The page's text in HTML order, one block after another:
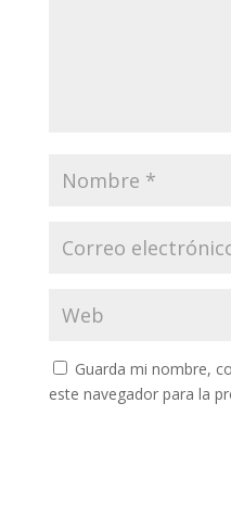
Guarda mi nombre,
este navegador para la